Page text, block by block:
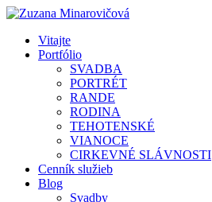
Vitajte
Portfólio
SVADBA
PORTRÉT
RANDE
RODINA
TEHOTENSKÉ
VIANOCE
CIRKEVNÉ SLÁVNOSTI
Cenník služieb
Blog
Svadby